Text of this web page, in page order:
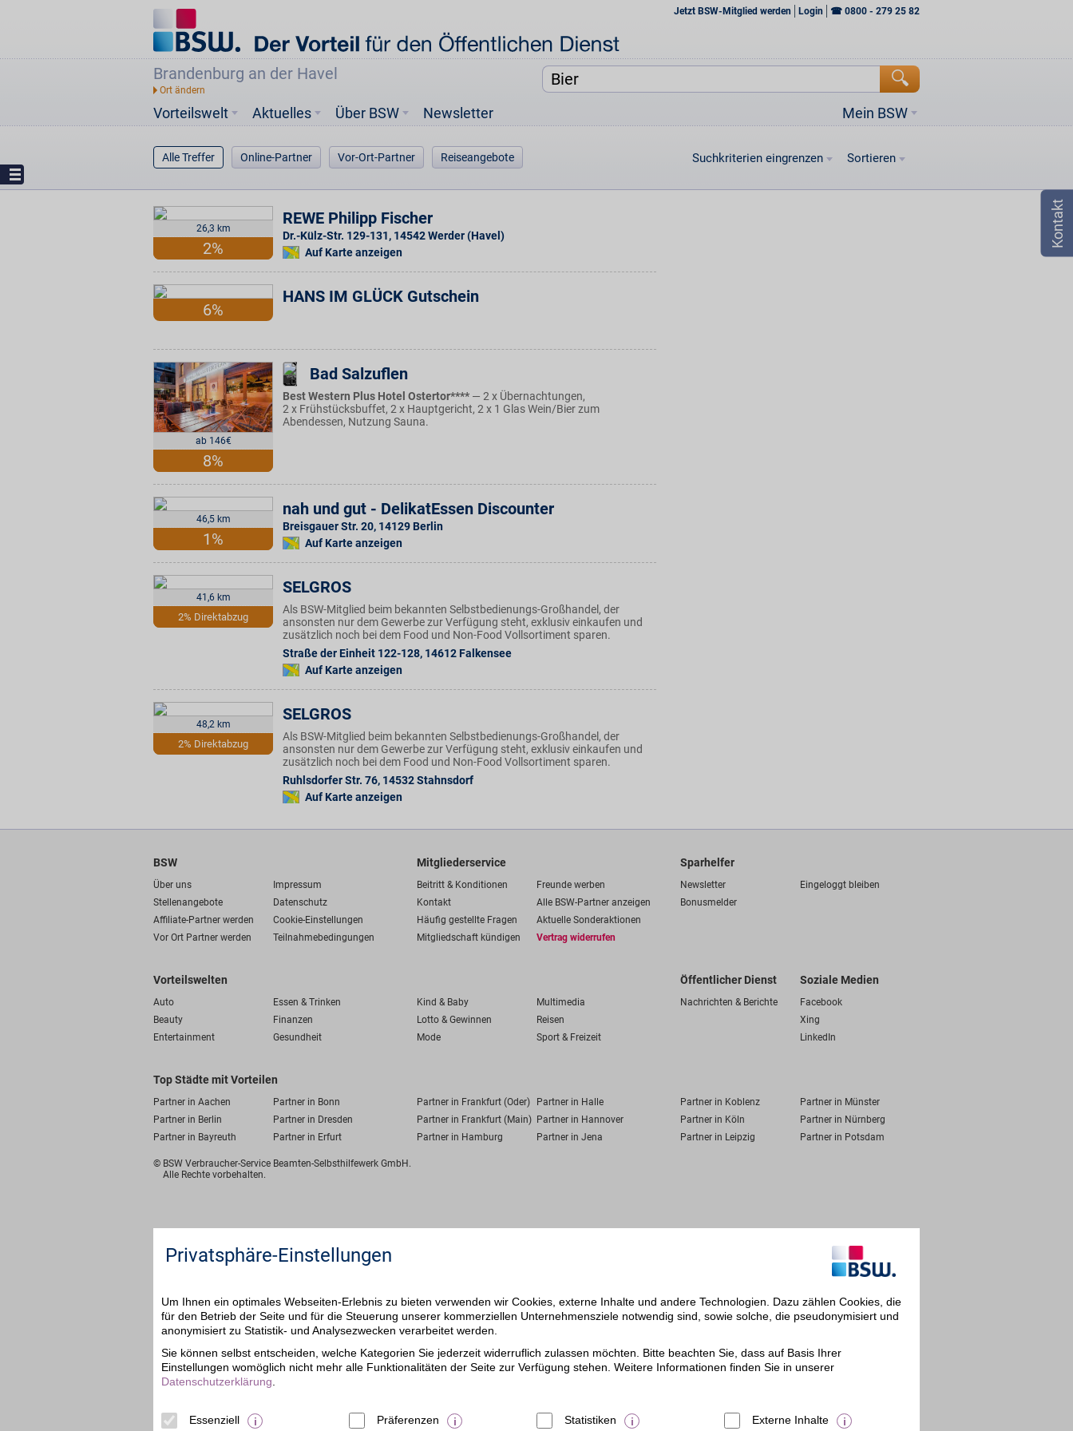
Jetzt BSW-Mitglied werden Login ☎ 0800 - 279 25 82
Brandenburg an der Havel
Vorteilswelt Mein BSW
Aktuelles Über BSW Newsletter
Alle Treffer Online-Partner Vor-Ort-Partner Reiseangebote Suchkriterien eingrenzen Sortieren
26,3 km
2%
REWE Philipp Fischer
Dr.-Külz-Str. 129-131, 14542Werder (Havel)
Auf Karte anzeigen
6%
HANS IM GLÜCK Gutschein
ab 146€
8%
Bad Salzuflen
Best Western Plus Hotel Ostertor**** — 2 x Übernachtungen,
2 x Frühstücksbuffet, 2 x Hauptgericht, 2 x 1 Glas Wein/Bier zum
Abendessen, Nutzung Sauna.
46,5 km
1%
nah und gut - DelikatEssen Discounter
Breisgauer Str. 20, 14129 Berlin
Auf Karte anzeigen
41,6 km
2% Direktabzug
SELGROS
Als BSW-Mitglied beim bekannten Selbstbedienungs-Großhandel, der
ansonsten nur dem Gewerbe zur Verfügung steht, exklusiv einkaufen und
zusätzlich noch bei dem Food und Non-Food Vollsortiment sparen.
Straße der Einheit 122-128, 14612 Falkensee
Auf Karte anzeigen
48,2 km
2% Direktabzug
SELGROS
Als BSW-Mitglied beim bekannten Selbstbedienungs-Großhandel, der
ansonsten nur dem Gewerbe zur Verfügung steht, exklusiv einkaufen und
zusätzlich noch bei dem Food und Non-Food Vollsortiment sparen.
Ruhlsdorfer Str. 76, 14532Stahnsdorf
Auf Karte anzeigen
BSW
Über uns
Impressum
Stellenangebote
Datenschutz
Affiliate-Partner werden
Cookie-Einstellungen
Vor Ort Partner werden
Teilnahmebedingungen
Mitgliederservice
Beitritt & Konditionen
Freunde werben
Kontakt
Alle BSW-Partner anzeigen
Häufig gestellte Fragen
Aktuelle Sonderaktionen
Mitgliedschaft kündigen
Vertrag widerrufen
Sparhelfer
Newsletter
Eingeloggt bleiben
Bonusmelder
Vorteilswelten
Auto Essen & Trinken Kind & Baby
Multimedia
Beauty
Finanzen Lotto & Gewinnen
Reisen
Entertainment
Gesundheit Mode Sport & Freizeit
Öffentlicher Dienst
Nachrichten & Berichte
Soziale Medien
Facebook
Xing
LinkedIn
Top Städte mit Vorteilen
Partner in Aachen Partner in Bonn Partner in Frankfurt (Oder) Partner in Halle Partner in Koblenz
Partner in Münster
Partner in Berlin
Partner in Dresden Partner in Frankfurt (Main) Partner in Hannover Partner in Köln
Partner in Nürnberg
Partner in Bayreuth
Partner in Erfurt Partner in Hamburg Partner in Jena Partner in Leipzig Partner in Potsdam
© BSW Verbraucher-Service Beamten-Selbsthilfewerk GmbH.
Alle Rechte vorbehalten.
Privatsphäre-Einstellungen
Um Ihnen ein optimales Webseiten-Erlebnis zu bieten verwenden wir Cookies, externe Inhalte und andere Technologien. Dazu zählen Cookies, die
für den Betrieb der Seite und für die Steuerung unserer kommerziellen Unternehmensziele notwendig sind, sowie solche, die pseudonymisiert und
anonymisiert zu Statistik- und Analysezwecken verarbeitet werden.
Sie können selbst entscheiden, welche Kategorien Sie jederzeit widerruflich zulassen möchten. Bitte beachten Sie, dass auf Basis Ihrer
Einstellungen womöglich nicht mehr alle Funktionalitäten der Seite zur Verfügung stehen. Weitere Informationen finden Sie in unserer
Datenschutzerklärung
Essenziell Präferenzen Statistiken Externe Inhalte